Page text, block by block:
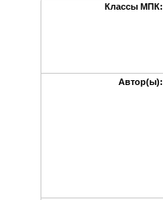
Классы МПК:
Автор(ы):